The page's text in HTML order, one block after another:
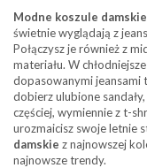
Modne koszule
świetnie wyglądają z
Połączysz je również z
materiału. W
dopasowanymi
dobierz ulubione
częściej, wymiennie z t-
urozmaicisz swoje letnie
damskie z najnowszej
najnowsze trendy.